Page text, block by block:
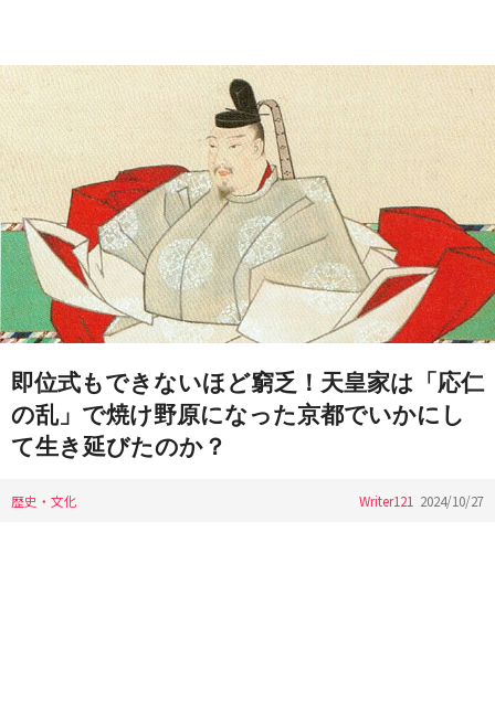
即位式もできないほど窮乏！天皇家は「応仁
の乱」で焼け野原になった京都でいかにし
て生き延びたのか？
歴史・文化 Writer121 2024/10/27